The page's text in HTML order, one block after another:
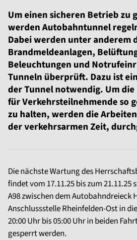
Um einen sicheren Betrieb zu
werden Autobahntunnel
Dabei werden unter anderem
Brandmeldeanlagen,
Beleuchtungen und
Tunneln überprüft. Dazu ist
der Tunnel notwendig. Um
für Verkehrsteilnehmende so
zu halten, werden die
der verkehrsarmen Zeit,
Die nächste Wartung des
findet vom 17.11.25 bis zum 21.11.25
A98 zwischen dem Autobahndreieck
Anschlussstelle Rheinfelden-Ost in
20:00 Uhr bis 05:00 Uhr in beiden
gesperrt werden.